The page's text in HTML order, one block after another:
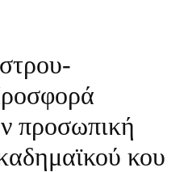
προσωπική
κου